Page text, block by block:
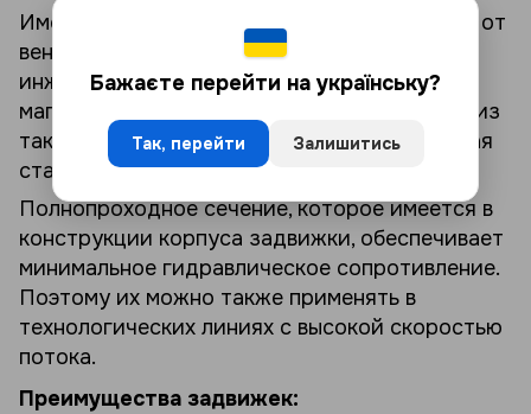
Имеют более прочную структуру в отличие от
вентилей. Служат для плотного перекрытия
инженерных систем и технологических
магистралей. Корпус задвижек изготовлен из
таких прочных материалов, как нержавеющая
сталь и чугун.
Полнопроходное сечение, которое имеется в
конструкции корпуса задвижки, обеспечивает
минимальное гидравлическое сопротивление.
Поэтому их можно также применять в
технологических линиях с высокой скоростью
потока.
Преимущества задвижек:
Бажаєте перейти на українську?
Так, перейти Залишитись